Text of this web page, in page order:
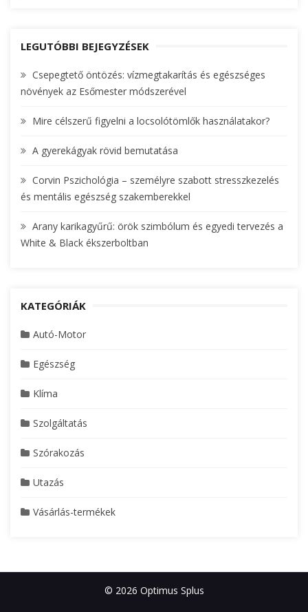
c
f
o
:
LEGUTÓBBI BEJEGYZÉSEK
Csepegtető öntözés: vízmegtakarítás és egészséges
növények az Esőmester módszerével
Mire célszerű figyelni a locsolótömlők használatakor?
A gyerekágyak rövid bemutatása
Corvin Pszichológia – személyre szabott stresszkezelés
és mentális egészség szakemberekkel
Arany karikagyűrű: örök szimbólum és egyedi tervezés a
White & Black ékszerboltban
KATEGÓRIÁK
Autó-Motor
Egészség
Klíma
Szolgáltatás
Szórakozás
Utazás
Vásárlás-termékek
© 2026 Optimus Splus